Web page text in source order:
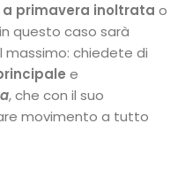
a primavera inoltrata o
questo caso sarà
massimo: chiedete di
e
, che con il suo
movimento a tutto